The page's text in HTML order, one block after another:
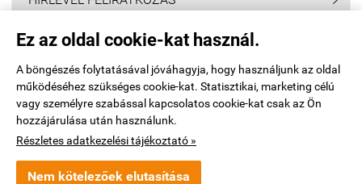
Ez az oldal cookie-kat használ.
A böngészés folytatásával jóváhagyja, hogy használjunk az oldal
működéséhez szükséges cookie-kat. Statisztikai, marketing célú
vagy személyre szabással kapcsolatos cookie-kat csak az Ön
hozzájárulása után használunk.
Részletes adatkezelési tájékoztató »
Nem kötelezőek elutasítása
Navigáció
Saját fiók
Elérhetőségek